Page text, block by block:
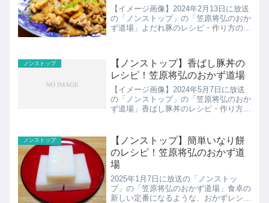
【イメージ画像】2024年2月13日に放送
の「ノンストップ」の「笠原将弘のおか
ず道場」よだれ豚のレシピ・作り方の紹
ノンストップ
【ノンストップ】香ばし豚丼の
レシピ！笠原将弘のおかず道場
【イメージ画像】2024年5月7日に放送
の「ノンストップ」の「笠原将弘のおか
ず道場」香ばし豚丼のレシピ・作り方の
ノンストップ
【ノンストップ】簡単いなり餅
のレシピ！笠原将弘のおかず道
場
2025年1月7日に放送の「ノンストッ
プ」の「笠原将弘のおかず道場」食卓の
新しい定番になるような、おかずレシピ